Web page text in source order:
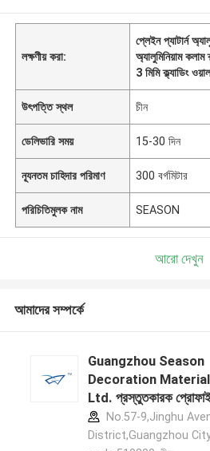
লক্ষণীয় করা:
প্লেইন প্যাটার্ন
অ্যালুমিনিয়াম কলাম
3 মিমি ক্ল্যাডিং
উৎপত্তি স্থল চীন
ডেলিভারি সময় 15-30 দিন
ন্যূনতম চাহিদার পরিমাণ 300 বর্গমিটার
পরিচিতিমুলক নাম SEASON
আরো দেখুন
আমাদের সম্পর্কে
Guangzhou Season
Decoration
Ltd. প্রস্তুতকারক
No.57-9,Jinghu
District,Guangzhou